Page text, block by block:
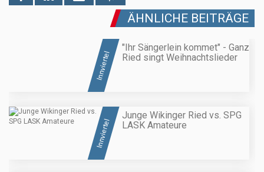
ÄHNLICHE BEITRÄGE
Innviertel
"Ihr Sängerlein kommet" - Ganz
Ried singt Weihnachtslieder
Innviertel
Junge Wikinger Ried vs. SPG
LASK Amateure